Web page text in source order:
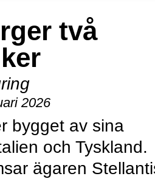
två
2026
bygget av sina
och Tyskland.
ägaren